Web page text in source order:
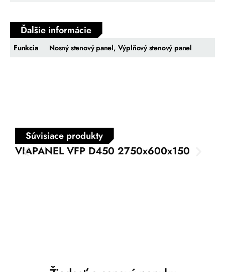
Ďalšie informácie
Funkcia Nosný stenový panel, Výplňový stenový panel
Súvisiace produkty
VIAPANEL VFP D450 2750x600x150